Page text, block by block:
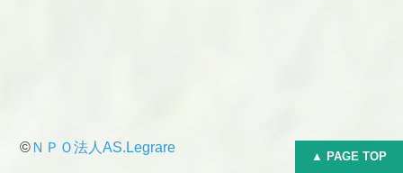
▲ PAGE TOP
© ＮＰＯ法人AS.Legrare